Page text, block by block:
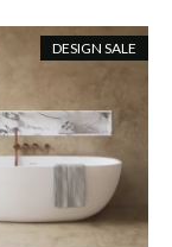
DESIGN SALE